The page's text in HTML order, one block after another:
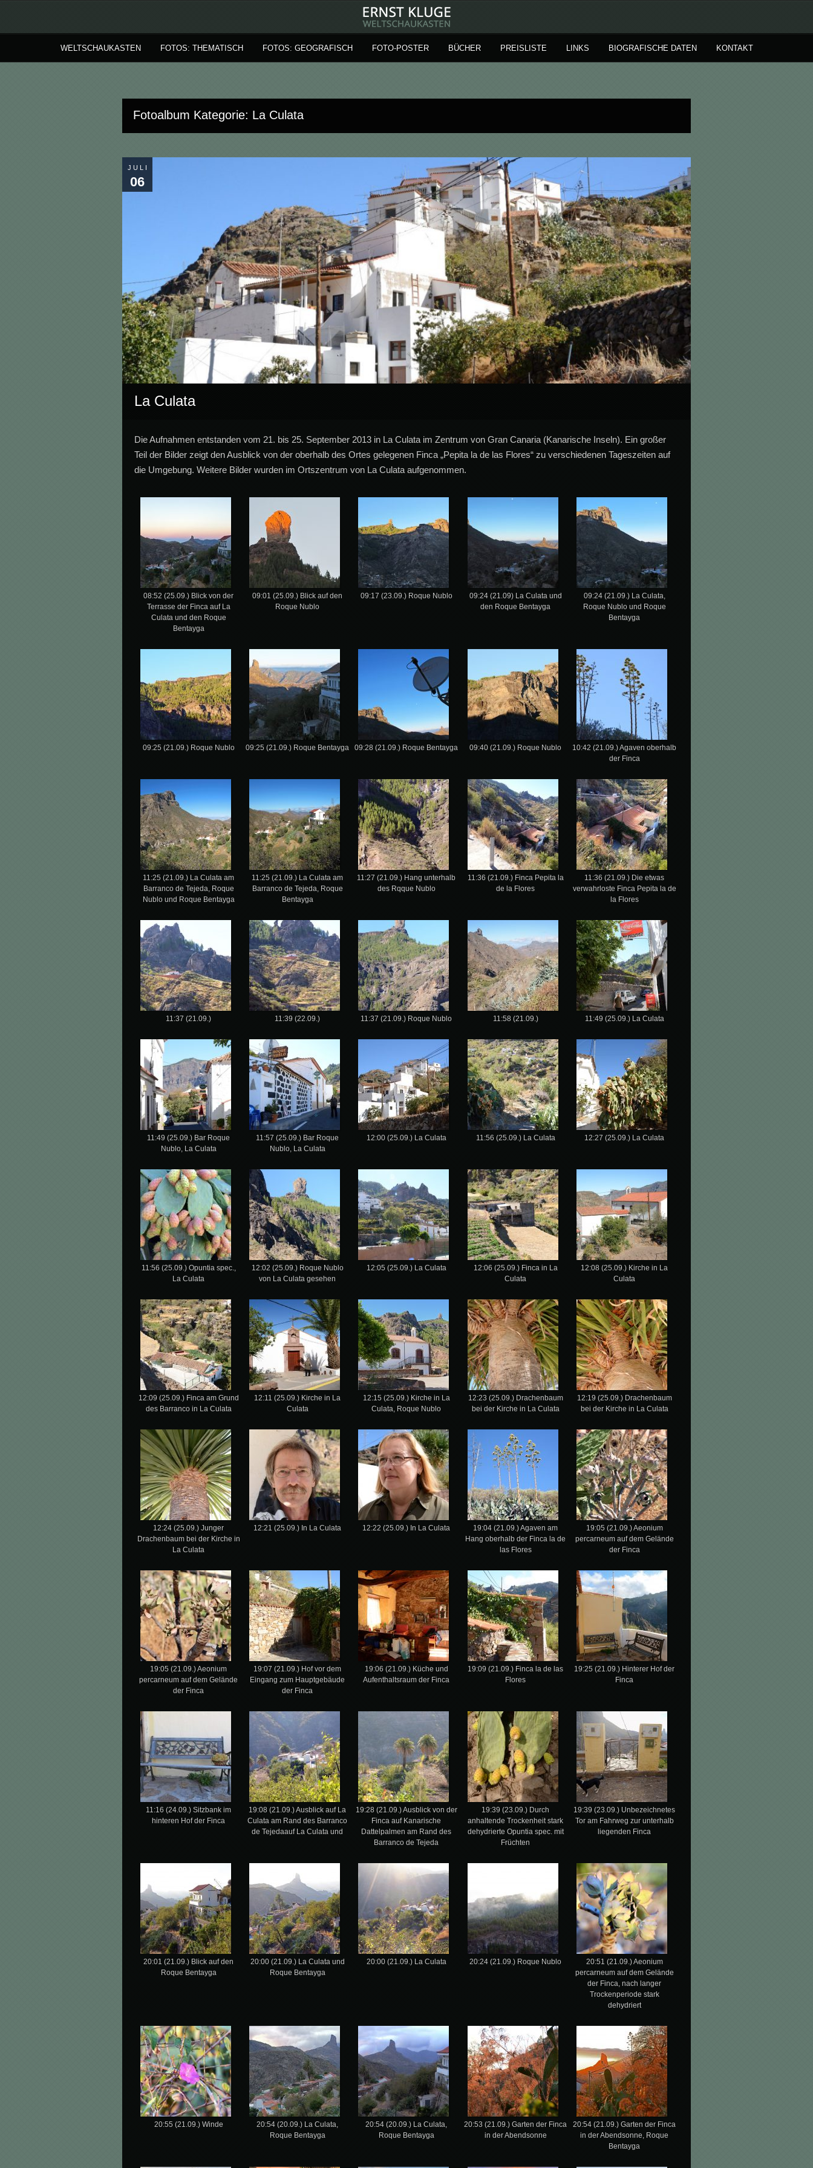
WELTSCHAUKASTEN FOTOS: THEMATISCH FOTOS: GEOGRAFISCH FOTO-POSTER BÜCHER PREISLISTE LINKS BIOGRAFISCHE DATEN KONTAKT
Fotoalbum Kategorie: La Culata
JULI
06
La Culata
Die Aufnahmen entstanden vom 21. bis 25. September 2013 in La Culata im Zentrum von Gran Canaria (Kanarische Inseln). Ein großer
Teil der Bilder zeigt den Ausblick von der oberhalb des Ortes gelegenen Finca „Pepita la de las Flores“ zu verschiedenen Tageszeiten auf
die Umgebung. Weitere Bilder wurden im Ortszentrum von La Culata aufgenommen.
08:52 (25.09.) Blick von der
Terrasse der Finca auf La
Culata und den Roque
Bentayga
09:01 (25.09.) Blick auf den
Roque Nublo
09:17 (23.09.) Roque Nublo
09:24 (21.09) La Culata und
den Roque Bentayga
09:24 (21.09.) La Culata,
Roque Nublo und Roque
Bentayga
09:25 (21.09.) Roque Nublo 09:25 (21.09.) Roque Bentayga 09:28 (21.09.) Roque Bentayga 09:40 (21.09.) Roque Nublo
10:42 (21.09.) Agaven oberhalb
der Finca
11:25 (21.09.) La Culata am
Barranco de Tejeda, Roque
Nublo und Roque Bentayga
11:25 (21.09.) La Culata am
Barranco de Tejeda, Roque
Bentayga
11:27 (21.09.) Hang unterhalb
des Rqque Nublo
11:36 (21.09.) Finca Pepita la
de la Flores
11:36 (21.09.) Die etwas
verwahrloste Finca Pepita la de
la Flores
11:37 (21.09.) 11:39 (22.09.) 11:37 (21.09.) Roque Nublo 11:58 (21.09.) 11:49 (25.09.) La Culata
11:49 (25.09.) Bar Roque
Nublo, La Culata
11:57 (25.09.) Bar Roque
Nublo, La Culata
12:00 (25.09.) La Culata 11:56 (25.09.) La Culata 12:27 (25.09.) La Culata
11:56 (25.09.) Opuntia spec.,
La Culata
12:02 (25.09.) Roque Nublo
von La Culata gesehen
12:05 (25.09.) La Culata
12:06 (25.09.) Finca in La
Culata
12:08 (25.09.) Kirche in La
Culata
12:09 (25.09.) Finca am Grund
des Barranco in La Culata
12:11 (25.09.) Kirche in La
Culata
12:15 (25.09.) Kirche in La
Culata, Roque Nublo
12:23 (25.09.) Drachenbaum
bei der Kirche in La Culata
12:19 (25.09.) Drachenbaum
bei der Kirche in La Culata
12:24 (25.09.) Junger
Drachenbaum bei der Kirche in
La Culata
12:21 (25.09.) In La Culata 12:22 (25.09.) In La Culata
19:04 (21.09.) Agaven am
Hang oberhalb der Finca la de
las Flores
19:05 (21.09.) Aeonium
percarneum auf dem Gelände
der Finca
19:05 (21.09.) Aeonium
percarneum auf dem Gelände
der Finca
19:07 (21.09.) Hof vor dem
Eingang zum Hauptgebäude
der Finca
19:06 (21.09.) Küche und
Aufenthaltsraum der Finca
19:09 (21.09.) Finca la de las
Flores
19:25 (21.09.) Hinterer Hof der
Finca
11:16 (24.09.) Sitzbank im
hinteren Hof der Finca
19:08 (21.09.) Ausblick auf La
Culata am Rand des Barranco
de Tejedaauf La Culata und
19:28 (21.09.) Ausblick von der
Finca auf Kanarische
Dattelpalmen am Rand des
Barranco de Tejeda
19:39 (23.09.) Durch
anhaltende Trockenheit stark
dehydrierte Opuntia spec. mit
Früchten
19:39 (23.09.) Unbezeichnetes
Tor am Fahrweg zur unterhalb
liegenden Finca
20:01 (21.09.) Blick auf den
Roque Bentayga
20:00 (21.09.) La Culata und
Roque Bentayga
20:00 (21.09.) La Culata 20:24 (21.09.) Roque Nublo
20:51 (21.09.) Aeonium
percarneum auf dem Gelände
der Finca, nach langer
Trockenperiode stark
dehydriert
20:55 (21.09.) Winde
20:54 (20.09.) La Culata,
Roque Bentayga
20:54 (20.09.) La Culata,
Roque Bentayga
20:53 (21.09.) Garten der Finca
in der Abendsonne
20:54 (21.09.) Garten der Finca
in der Abendsonne, Roque
Bentayga